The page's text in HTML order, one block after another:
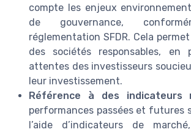
compte les enjeux
de gouvernance,
réglementation SFDR. Cela
des sociétés responsables, en
attentes des investisseurs
leur investissement.
Référence à des indicateurs
performances passées et futures
l’aide d’indicateurs de